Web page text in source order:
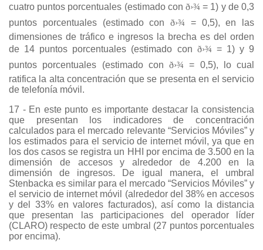
cuatro puntos porcentuales (estimado con ð›¾ = 1) y de 0,3
puntos porcentuales (estimado con ð›¾ = 0,5), en las
dimensiones de tráfico e ingresos la brecha es del orden
de 14 puntos porcentuales (estimado con ð›¾ = 1) y 9
puntos porcentuales (estimado con ð›¾ = 0,5), lo cual
ratifica la alta concentración que se presenta en el servicio
de telefonía móvil.
17 - En este punto es importante destacar la consistencia
que presentan los indicadores de concentración
calculados para el mercado relevante “Servicios Móviles” y
los estimados para el servicio de internet móvil, ya que en
los dos casos se registra un HHI por encima de 3.500 en la
dimensión de accesos y alrededor de 4.200 en la
dimensión de ingresos. De igual manera, el umbral
Stenbacka es similar para el mercado “Servicios Móviles” y
el servicio de internet móvil (alrededor del 38% en accesos
y del 33% en valores facturados), así como la distancia
que presentan las participaciones del operador líder
(CLARO) respecto de este umbral (27 puntos porcentuales
por encima).